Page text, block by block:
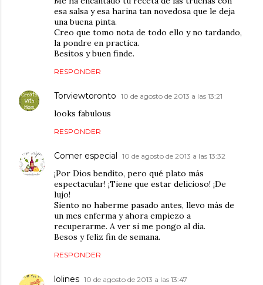
esa salsa y esa harina tan novedosa que le deja
una buena pinta.
Creo que tomo nota de todo ello y no tardando,
la pondre en practica.
Besitos y buen finde.
RESPONDER
Torviewtoronto 10 de agosto de 2013 a las 13:21
looks fabulous
RESPONDER
Comer especial 10 de agosto de 2013 a las 13:32
¡Por Dios bendito, pero qué plato más
espectacular! ¡Tiene que estar delicioso! ¡De
lujo!
Siento no haberme pasado antes, llevo más de
un mes enferma y ahora empiezo a
recuperarme. A ver si me pongo al día.
Besos y feliz fin de semana.
RESPONDER
lolines 10 de agosto de 2013 a las 13:47